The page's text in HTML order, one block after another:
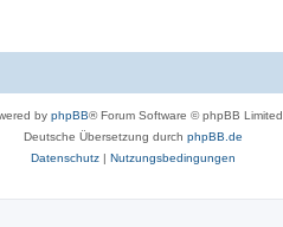
by phpBB® Forum Software © phpBB Limited
Deutsche Übersetzung durch phpBB.de
Datenschutz| Nutzungsbedingungen